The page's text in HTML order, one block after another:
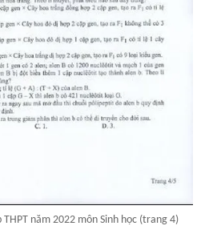
năm 2022 môn Sinh học (trang 4)